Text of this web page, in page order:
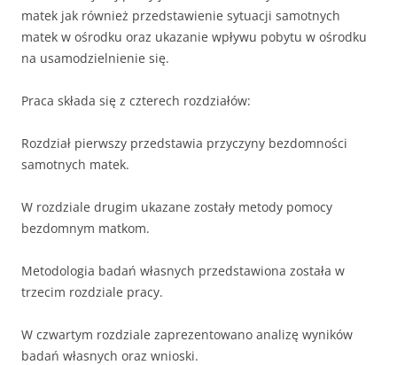
matek jak również przedstawienie sytuacji samotnych
matek w ośrodku oraz ukazanie wpływu pobytu w ośrodku
na usamodzielnienie się.
Praca składa się z czterech rozdziałów:
Rozdział pierwszy przedstawia przyczyny bezdomności
samotnych matek.
W rozdziale drugim ukazane zostały metody pomocy
bezdomnym matkom.
Metodologia badań własnych przedstawiona została w
trzecim rozdziale pracy.
W czwartym rozdziale zaprezentowano analizę wyników
badań własnych oraz wnioski.